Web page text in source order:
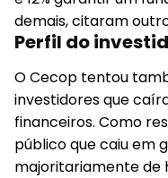
demais, citaram
Perfil do
O Cecop tentou
investidores que
financeiros. Como
público que caiu em
majoritariamente de